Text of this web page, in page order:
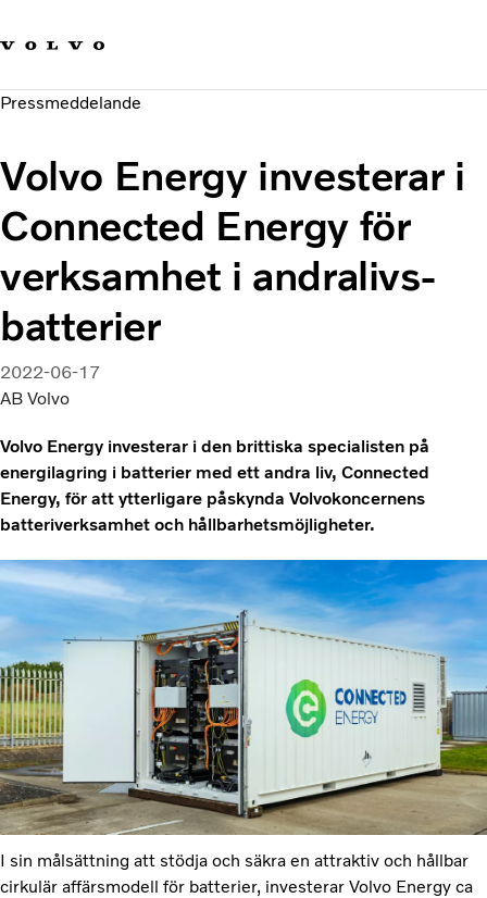
Hållbara transporter
Investerare
Nyheter och Media
Pressmeddelande
Volvo Energy investerar i
Connected Energy för
verksamhet i andralivs-
batterier
2022-06-17
AB Volvo
Volvo Energy investerar i den brittiska specialisten på
energilagring i batterier med ett andra liv, Connected
Energy, för att ytterligare påskynda Volvokoncernens
batteriverksamhet och hållbarhetsmöjligheter.
I sin målsättning att stödja och säkra en attraktiv och hållbar
cirkulär affärsmodell för batterier, investerar Volvo Energy ca